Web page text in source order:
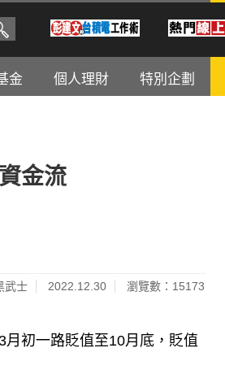
金 個人理財 特別企劃
金流
武士 2022.12.30 瀏覽數：15173
初一路貶值至10月底，貶值